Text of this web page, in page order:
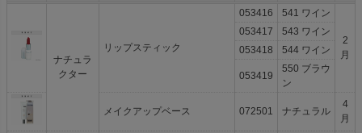
ナチュラ
クター
リップスティック
053416 541 ワイン
2
月
053417
543 ワイン
053418
544 ワイン
053419
550 ブラウ
ン
メイクアップベース 072501 ナチュラル
4
月